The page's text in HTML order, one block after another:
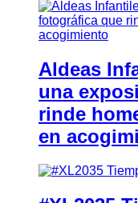
Aldeas
una
rinde
en